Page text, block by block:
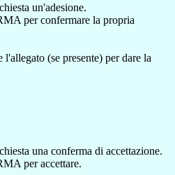
un'adesione.
per confermare la propria
(se presente) per dare la
una conferma di accettazione.
per accettare.